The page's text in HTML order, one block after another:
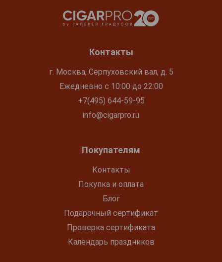
Контакты
г. Москва, Серпуховский вал, д. 5
Ежедневно с 10:00 до 22:00
+7(495) 644-59-95
info@cigarpro.ru
Покупателям
Контакты
Покупка и оплата
Блог
Подарочный сертификат
Проверка сертификата
Календарь праздников